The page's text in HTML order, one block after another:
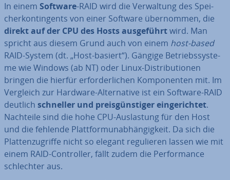
In einem Software-RAID wird die Ver­wal­tung des Spei­
cher­kon­tin­gents von einer Software über­nom­men, die
direkt auf der CPU des Hosts aus­ge­führtwird. Man
spricht aus diesem Grund auch von einem host-based
RAID-System (dt. „Host-basiert“). Gängige Be­triebs­sys­te­
me wie Windows (ab NT) oder Linux-Dis­tri­bu­tio­nen
bringen die hierfür er­for­der­li­chen Kom­po­nen­ten mit. Im
Vergleich zur Hardware-Al­ter­na­ti­ve ist ein Software-RAID
deutlich schneller und preis­güns­ti­ger ein­ge­rich­tet.
Nachteile sind die hohe CPU-Aus­las­tung für den Host
und die fehlende Platt­form­un­ab­hän­gig­keit. Da sich die
Plat­ten­zu­grif­fe nicht so elegant re­gu­lie­ren lassen wie mit
einem RAID-Con­trol­ler, fällt zudem die Per­for­mance
schlech­ter aus.